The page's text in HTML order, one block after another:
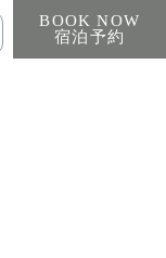
BOOK NOW
宿泊予約